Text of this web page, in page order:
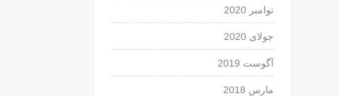
نوامبر 2020
جولای 2020
آگوست 2019
مارس 2018